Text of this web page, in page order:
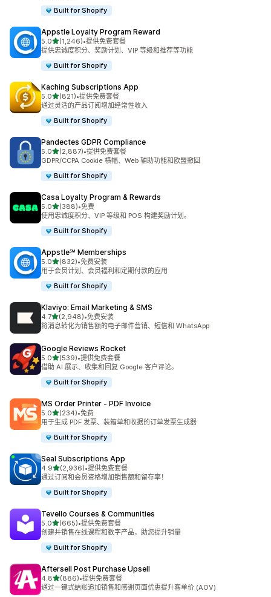
Built for Shopify
Appstle Loyalty Program Reward
5.0星（满分 5 星）
(1,246)
总共 1246 条评论
•提供免费套餐
提供忠诚度积分、奖励计划、VIP 等级和推荐等功能
Built for Shopify
Kaching Subscriptions App
5.0星（满分 5 星）
(821)
总共 821 条评论
•提供免费套餐
通过灵活的产品订阅增加经常性收入
Built for Shopify
Pandectes GDPR Compliance
5.0星（满分 5 星）
(2,887)
总共 2887 条评论
•提供免费套餐
GDPR/CCPA Cookie 横幅、Web 辅助功能和欧盟撤回
Built for Shopify
Casa Loyalty Program & Rewards
5.0星（满分 5 星）
(388)
总共 388 条评论
•免费
使用忠诚度积分、VIP 等级和 POS 构建奖励计划。
Built for Shopify
Appstle℠ Memberships
5.0星（满分 5 星）
(832)
总共 832 条评论
•免费安装
用于会员计划、会员福利和定期付款的应用
Built for Shopify
Klaviyo: Email Marketing & SMS
4.7星（满分 5 星）
(2,948)
总共 2948 条评论
•免费安装
将消息转化为销售额的电子邮件营销、短信和 WhatsApp
Google Reviews Rocket
5.0星（满分 5 星）
(539)
总共 539 条评论
•提供免费套餐
借助 AI 展示、收集和回复 Google 客户评论。
Built for Shopify
MS Order Printer ‑ PDF Invoice
5.0星（满分 5 星）
(234)
总共 234 条评论
•免费
用于生成 PDF 发票、装箱单和收据的订单发票生成器
Built for Shopify
Seal Subscriptions App
4.9星（满分 5 星）
(2,936)
总共 2936 条评论
•提供免费套餐
通过订阅和会员资格增加销售额和留存率！
Built for Shopify
Tevello Courses & Communities
5.0星（满分 5 星）
(665)
总共 665 条评论
•提供免费套餐
创建并销售在线课程和数字产品，助您提升销量
Built for Shopify
Aftersell Post Purchase Upsell
4.8星（满分 5 星）
(886)
总共 886 条评论
•提供免费套餐
通过一键式结账追加销售和感谢页面优惠提升客单价 (AOV)